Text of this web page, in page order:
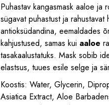
Puhastav kangasmask aaloe ja
sügavat puhastust ja rahustavat
antioksüdandina, eemaldades
kahjustused, samas kui aaloe
tasakaalustatuks. Mask sobib
elastsus, tuues esile selge ja
Koostis: Water, Glycerin,
Asiatica Extract, Aloe